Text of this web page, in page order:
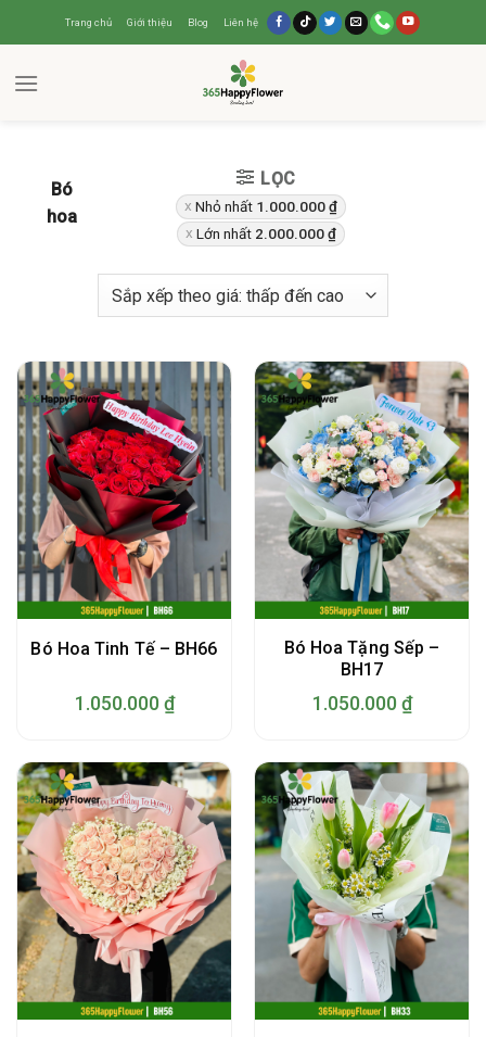
Trang chủ Giới thiệu Blog Liên hệ
Bó
hoa
LỌC
Nhỏ nhất 1.000.000₫
Lớn nhất 2.000.000₫
Bó Hoa Tinh Tế – BH66
1.050.000 ₫
Bó Hoa Tặng Sếp –
BH17
1.050.000 ₫